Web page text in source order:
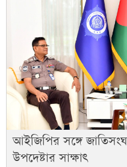
আইজিপির সঙ্গে জাতিসংঘ
উপদেষ্টার সাক্ষাৎ